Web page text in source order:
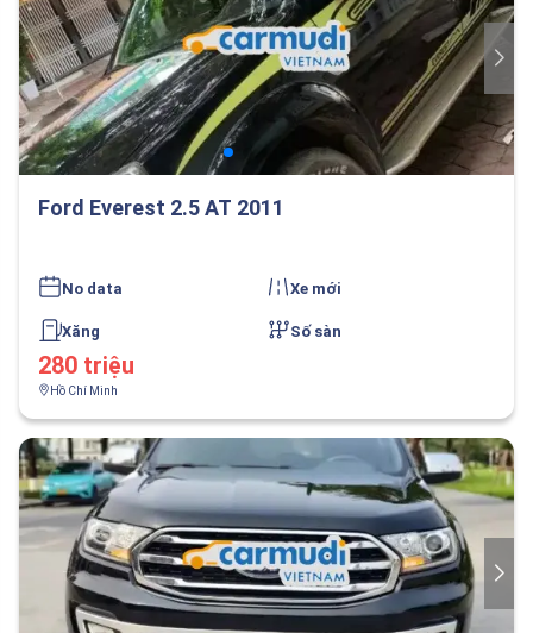
Ford Everest 2.5 AT 2011
No data Xe mới
Xăng Số sàn
280 triệu
Hồ Chí Minh